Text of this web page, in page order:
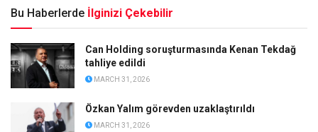
Bu Haberlerde İlginizi Çekebilir
Can Holding soruşturmasında Kenan Tekdağ
tahliye edildi
MARCH 31, 2026
Özkan Yalım görevden uzaklaştırıldı
MARCH 31, 2026